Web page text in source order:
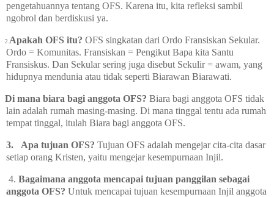
pengetahuannya tentang OFS. Karena itu, kita refleksi sambil
ngobrol dan berdiskusi ya.
Apakah OFS itu? OFS singkatan dari Ordo Fransiskan Sekular.
Ordo = Komunitas. Fransiskan = Pengikut Bapa kita Santu
Fransiskus. Dan Sekular sering juga disebut Sekulir = awam, yang
hidupnya mendunia atau tidak seperti Biarawan Biarawati.
Di mana biara bagi anggota OFS? Biara bagi anggota OFS tidak
lain adalah rumah masing-masing. Di mana tinggal tentu ada rumah
tempat tinggal, itulah Biara bagi anggota OFS.
3. Apa tujuan OFS? Tujuan OFS adalah mengejar cita-cita dasar
setiap orang Kristen, yaitu mengejar kesempurnaan Injil.
4. Bagaimana anggota mencapai tujuan panggilan sebagai
anggota OFS? Untuk mencapai tujuan kesempurnaan Injil anggota